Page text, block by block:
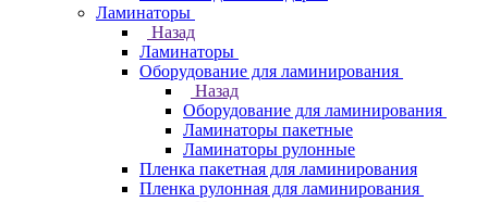
Ламинаторы
Назад
Ламинаторы
Оборудование для ламинирования
Назад
Оборудование для ламинирования
Ламинаторы пакетные
Ламинаторы рулонные
Пленка пакетная для ламинирования
Пленка рулонная для ламинирования